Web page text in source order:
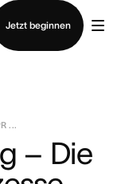
Jetzt beginnen
...
– Die